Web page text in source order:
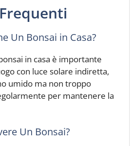
Un Bonsai in Casa?
in casa è importante
con luce solare indiretta,
umido ma non troppo
per mantenere la
Un Bonsai?
C
m
o